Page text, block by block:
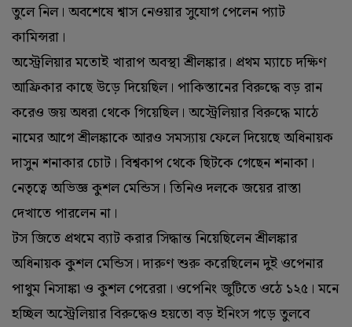
তুলে নিল। অবশেষে শ্বাস নেওয়ার সুযোগ পেলেন প্যাট
কামিন্সরা।
অস্ট্রেলিয়ার মতোই খারাপ অবস্থা শ্রীলঙ্কার। প্রথম ম্যাচে দক্ষিণ
আফ্রিকার কাছে উড়ে দিয়েছিল। পাকিস্তানের বিরুদ্ধে বড় রান
করেও জয় অধরা থেকে গিয়েছিল। অস্ট্রেলিয়ার বিরুদ্ধে মাঠে
নামের আগে শ্রীলঙ্কাকে আরও সমস্যায় ফেলে দিয়েছে অধিনায়ক
দাসুন শনাকার চোট। বিশ্বকাপ থেকে ছিটকে গেছেন শনাকা।
নেতৃত্বে অভিজ্ঞ কুশল মেন্ডিস। তিনিও দলকে জয়ের রাস্তা
দেখাতে পারলেন না।
টস জিতে প্রথমে ব্যাট করার সিদ্ধান্ত নিয়েছিলেন শ্রীলঙ্কার
অধিনায়ক কুশল মেন্ডিস। দারুণ শুরু করেছিলেন দুই ওপেনার
পাথুম নিসাঙ্কা ও কুশল পেরেরা। ওপেনিং জুটিতে ওঠে ১২৫। মনে
হচ্ছিল অস্ট্রেলিয়ার বিরুদ্ধেও হয়তো বড় ইনিংস গড়ে তুলবে